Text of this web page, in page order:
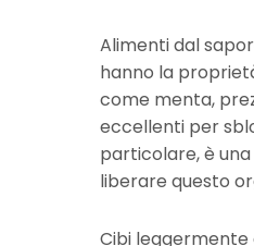
Alimenti dal
hanno la
come menta,
eccellenti per
particolare, è
liberare questo
Cibi leggermente